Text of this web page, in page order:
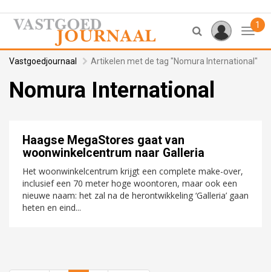
1
Vastgoedjournaal Artikelen met de tag "Nomura International"
Nomura International
Haagse MegaStores gaat van
woonwinkelcentrum naar Galleria
Het woonwinkelcentrum krijgt een complete make-over,
inclusief een 70 meter hoge woontoren, maar ook een
nieuwe naam: het zal na de herontwikkeling ‘Galleria’ gaan
heten en eind...